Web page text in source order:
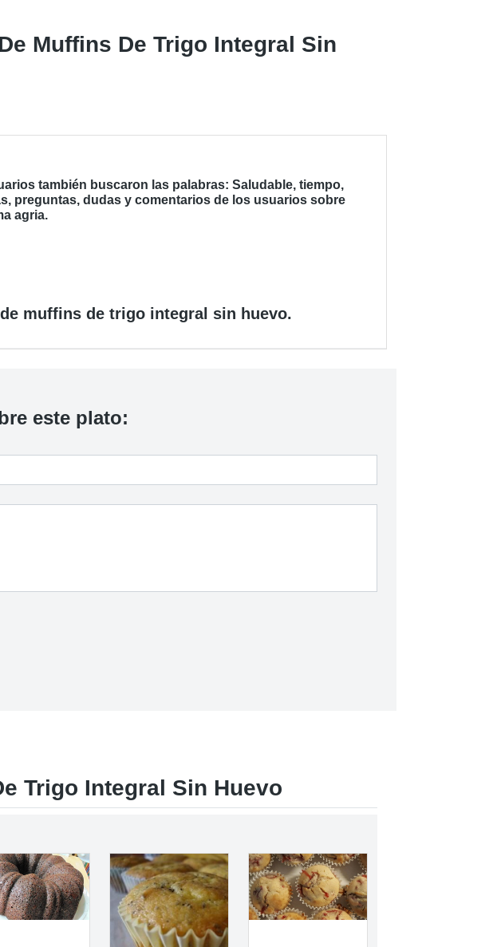
Muffins De Trigo Integral Sin
también buscaron las palabras: Saludable, tiempo,
preguntas, dudas y comentarios de los usuarios sobre
agria.
muffins de trigo integral sin huevo.
este plato:
Trigo Integral Sin Huevo